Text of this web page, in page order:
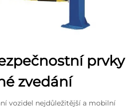
prvky
zvedání
vozidel nejdůležitější a mobilní